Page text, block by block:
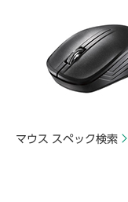
マウス スペック検索